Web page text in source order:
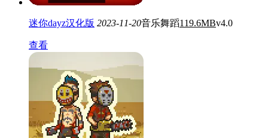
迷你dayz汉化版 2023-11-20音乐舞蹈119.6MBv4.0
查看